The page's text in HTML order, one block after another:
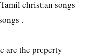
christian songs
.
are the property